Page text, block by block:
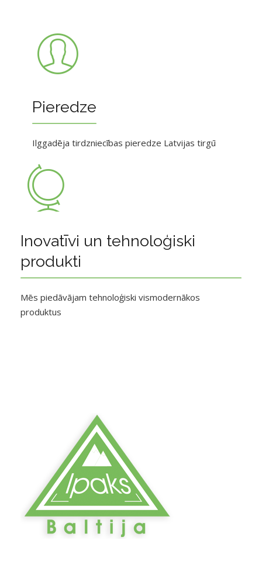
Pieredze
Ilggadēja tirdzniecības pieredze Latvijas tirgū
Inovatīvi un tehnoloģiski
produkti
Mēs piedāvājam tehnoloģiski vismodernākos
produktus